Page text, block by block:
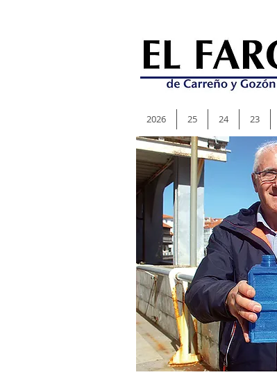
2026 25 24 23